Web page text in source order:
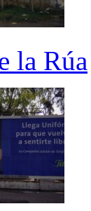
la Rúa